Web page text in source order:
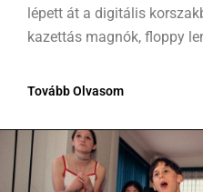
lépett át a digitális
kazettás magnók, floppy
A cikk bemutatja, hogyan
digitális jelenlétét,
fűszerezve.
Tovább Olvasom